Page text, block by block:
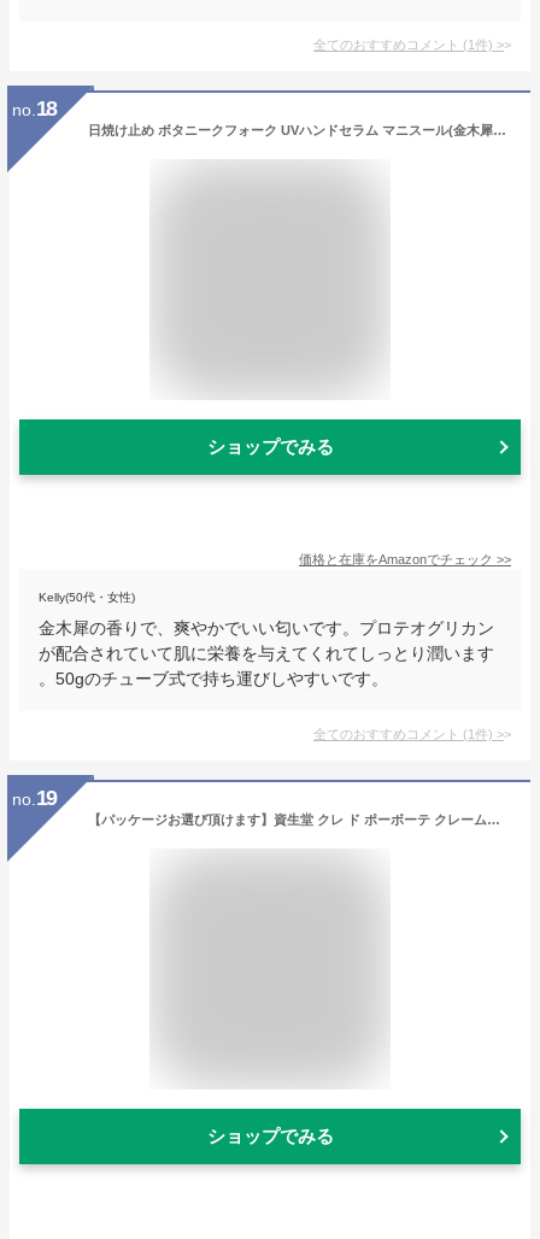
全てのおすすめコメント (1件) >
no. 18
日焼け止め ボタニークフォーク UVハンドセラム マニスール(金木犀の香り) 50g 紫外線対策 UVカット ハンドクリーム プロテオグリカン 手肌ケア Botanicfolk
ショップでみる
価格と在庫をAmazonでチェック >>
Kelly(50代・女性)
金木犀の香りで、爽やかでいい匂いです。プロテオグリカン
が配合されていて肌に栄養を与えてくれてしっとり潤います
。50gのチューブ式で持ち運びしやすいです。
全てのおすすめコメント (1件) >
no. 19
【パッケージお選び頂けます】資生堂 クレ ド ポーボーテ クレームプールレマン SPF18・PA++ 4514254672495 ハンドクリーム 保湿 ソフト うるおい 乾燥対策
ショップでみる